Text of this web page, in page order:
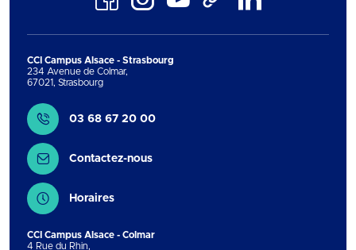
FacebookInstagramYoutube TikTok
CCI Campus Alsace - Strasbourg
234 Avenue de Colmar,
67021, Strasbourg
Contact
03 68 67 20 00
Contactez-nous
Horaires
CCI Campus Alsace - Colmar
4 Rue du Rhin,